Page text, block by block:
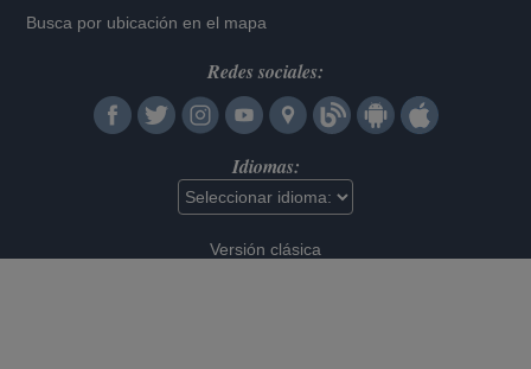
Busca por ubicación en el mapa
Redes sociales:
Idiomas:
Versión clásica